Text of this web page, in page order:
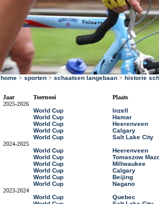
home > sporten > schaatsen langebaan > historie
Jaar Toernooi
Plaats
2025-2026
World Cup
Inzell
World Cup
Hamar
World Cup
Heerenveen
World Cup
Calgary
World Cup
Salt Lake City
2024-2025
World Cup
Heerenveen
World Cup
Tomaszow
World Cup
Millwaukee
World Cup
Calgary
World Cup
Beijing
World Cup
Nagano
2023-2024
World Cup
Quebec